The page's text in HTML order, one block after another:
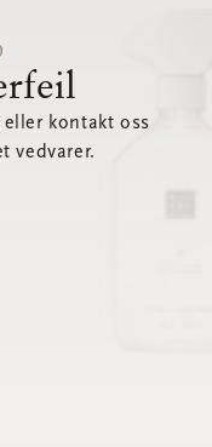
kontakt oss
vedvarer.